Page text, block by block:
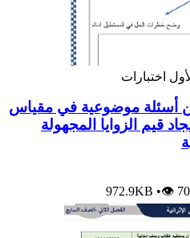
اختبارات
أسئلة موضوعية في مقياس
قيم الزوايا المجهولة
972.9KB •👁